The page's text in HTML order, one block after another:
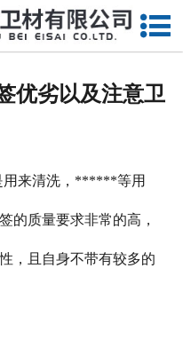
网站首页
厂房设备
优劣以及注意卫
用来清洗，******等用
的质量要求非常的高，
，且自身不带有较多的